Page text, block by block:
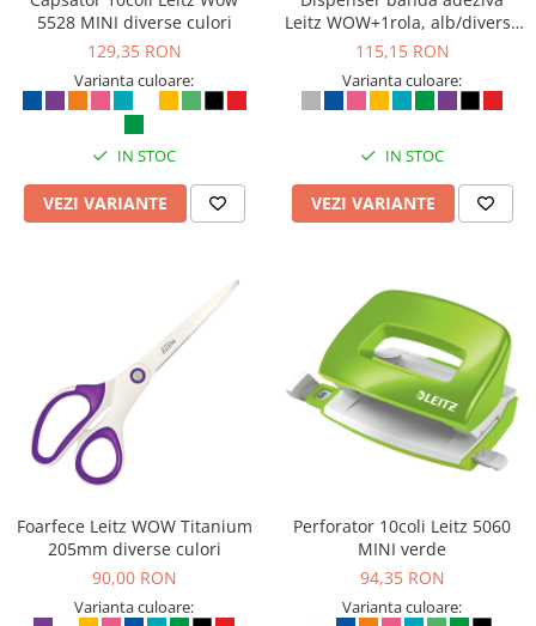
5528 MINI diverse culori
129,35 RON
Varianta culoare:
IN STOC
VEZI VARIANTE
Leitz WOW+1rola, alb/diverse
culori
115,15 RON
Varianta culoare:
IN STOC
VEZI VARIANTE
Foarfece Leitz WOW Titanium
205mm diverse culori
90,00 RON
Varianta culoare:
Perforator 10coli Leitz 5060
MINI verde
94,35 RON
Varianta culoare: